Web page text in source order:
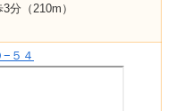
分（210m）
５４